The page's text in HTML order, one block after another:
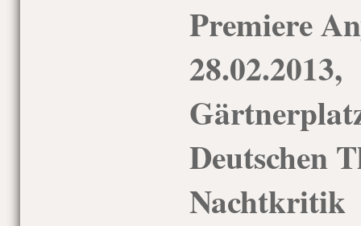
Premiere
28.02.2013,
Deutschen
Nachtkritik